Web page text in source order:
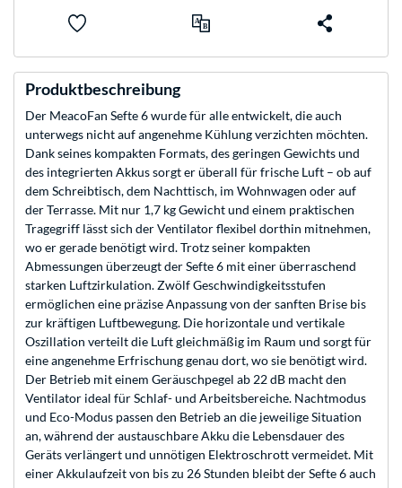
Produktbeschreibung
Der MeacoFan Sefte 6 wurde für alle entwickelt, die auch
unterwegs nicht auf angenehme Kühlung verzichten möchten.
Dank seines kompakten Formats, des geringen Gewichts und
des integrierten Akkus sorgt er überall für frische Luft – ob auf
dem Schreibtisch, dem Nachttisch, im Wohnwagen oder auf
der Terrasse. Mit nur 1,7 kg Gewicht und einem praktischen
Tragegriff lässt sich der Ventilator flexibel dorthin mitnehmen,
wo er gerade benötigt wird. Trotz seiner kompakten
Abmessungen überzeugt der Sefte 6 mit einer überraschend
starken Luftzirkulation. Zwölf Geschwindigkeitsstufen
ermöglichen eine präzise Anpassung von der sanften Brise bis
zur kräftigen Luftbewegung. Die horizontale und vertikale
Oszillation verteilt die Luft gleichmäßig im Raum und sorgt für
eine angenehme Erfrischung genau dort, wo sie benötigt wird.
Der Betrieb mit einem Geräuschpegel ab 22 dB macht den
Ventilator ideal für Schlaf- und Arbeitsbereiche. Nachtmodus
und Eco-Modus passen den Betrieb an die jeweilige Situation
an, während der austauschbare Akku die Lebensdauer des
Geräts verlängert und unnötigen Elektroschrott vermeidet. Mit
einer Akkulaufzeit von bis zu 26 Stunden bleibt der Sefte 6 auch